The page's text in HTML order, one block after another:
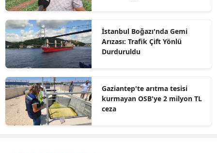
İstanbul Boğazı'nda Gemi
Arızası: Trafik Çift Yönlü
Durduruldu
Gaziantep'te arıtma tesisi
kurmayan OSB'ye 2 milyon TL
ceza